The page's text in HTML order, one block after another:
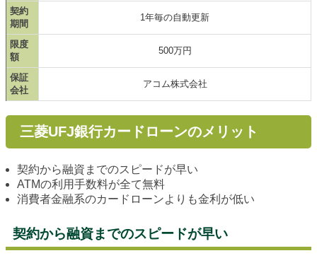
契約
期間
1年毎の自動更新
限度
額
500万円
保証
会社
アコム株式会社
三菱UFJ銀行カードローンのメリット
契約から融資までのスピードが早い
ATMの利用手数料が全て無料
消費者金融系のカードローンよりも金利が低い
契約から融資までのスピードが早い